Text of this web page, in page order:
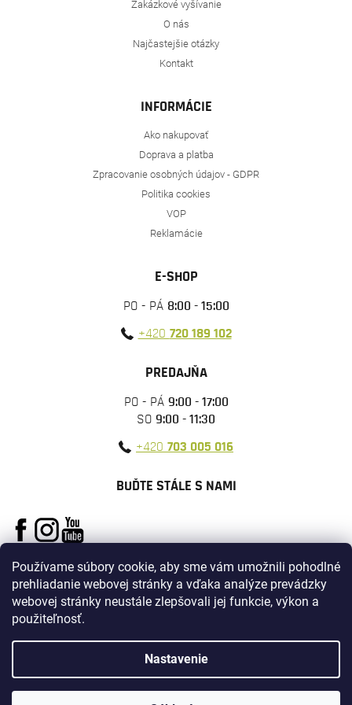
Používame súbory cookie, aby sme vám umožnili pohodlné
prehliadanie webovej stránky a vďaka analýze prevádzky
webovej stránky neustále zlepšovali jej funkcie, výkon a
použiteľnosť.
Nastavenie
Zakázkové vyšívanie
O nás
Najčastejšie otázky
Kontakt
INFORMÁCIE
Ako nakupovať
Doprava a platba
Zpracovanie osobných údajov - GDPR
Politika cookies
VOP
Reklamácie
E-SHOP
PO - PÁ 8:00 - 15:00
+420 720 189 102
PREDAJŇA
PO - PÁ 9:00 - 17:00
SO 9:00 - 11:30
+420 703 005 016
BUĎTE STÁLE S NAMI
Vytvoril Shoptet